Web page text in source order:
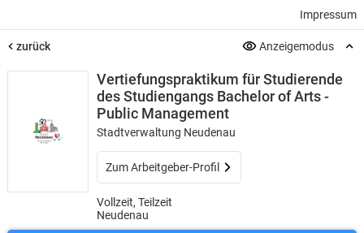
Impressum
zurück Anzeigemodus
Vertiefungspraktikum für Studierende
des Studiengangs Bachelor of Arts -
Public Management
Stadtverwaltung Neudenau
Zum Arbeitgeber-Profil
Vollzeit, Teilzeit
Neudenau